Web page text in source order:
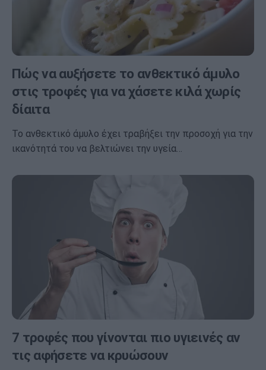
Πώς να αυξήσετε το ανθεκτικό άμυλο
στις τροφές για να χάσετε κιλά χωρίς
δίαιτα
Το ανθεκτικό άμυλο έχει τραβήξει την προσοχή για την
ικανότητά του να βελτιώνει την υγεία…
7 τροφές που γίνονται πιο υγιεινές αν
τις αφήσετε να κρυώσουν